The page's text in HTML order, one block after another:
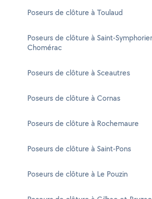
Poseurs de clôture à Toulaud
Poseurs de clôture à Saint-
Chomérac
Poseurs de clôture à Sceautres
Poseurs de clôture à Cornas
Poseurs de clôture à Rochemaure
Poseurs de clôture à Saint-Pons
Poseurs de clôture à Le Pouzin